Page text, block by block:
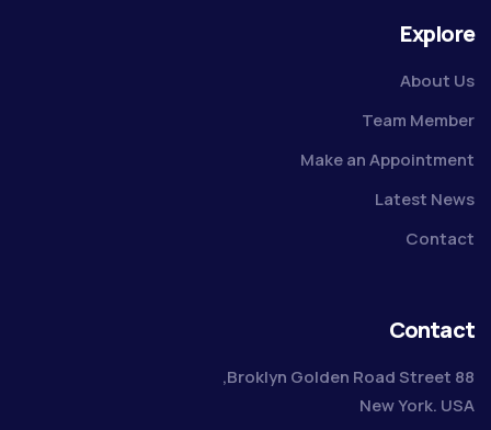
Explore
About Us
Team Member
Make an Appointment
Latest News
Contact
Contact
88 Broklyn Golden Road Street,
New York. USA